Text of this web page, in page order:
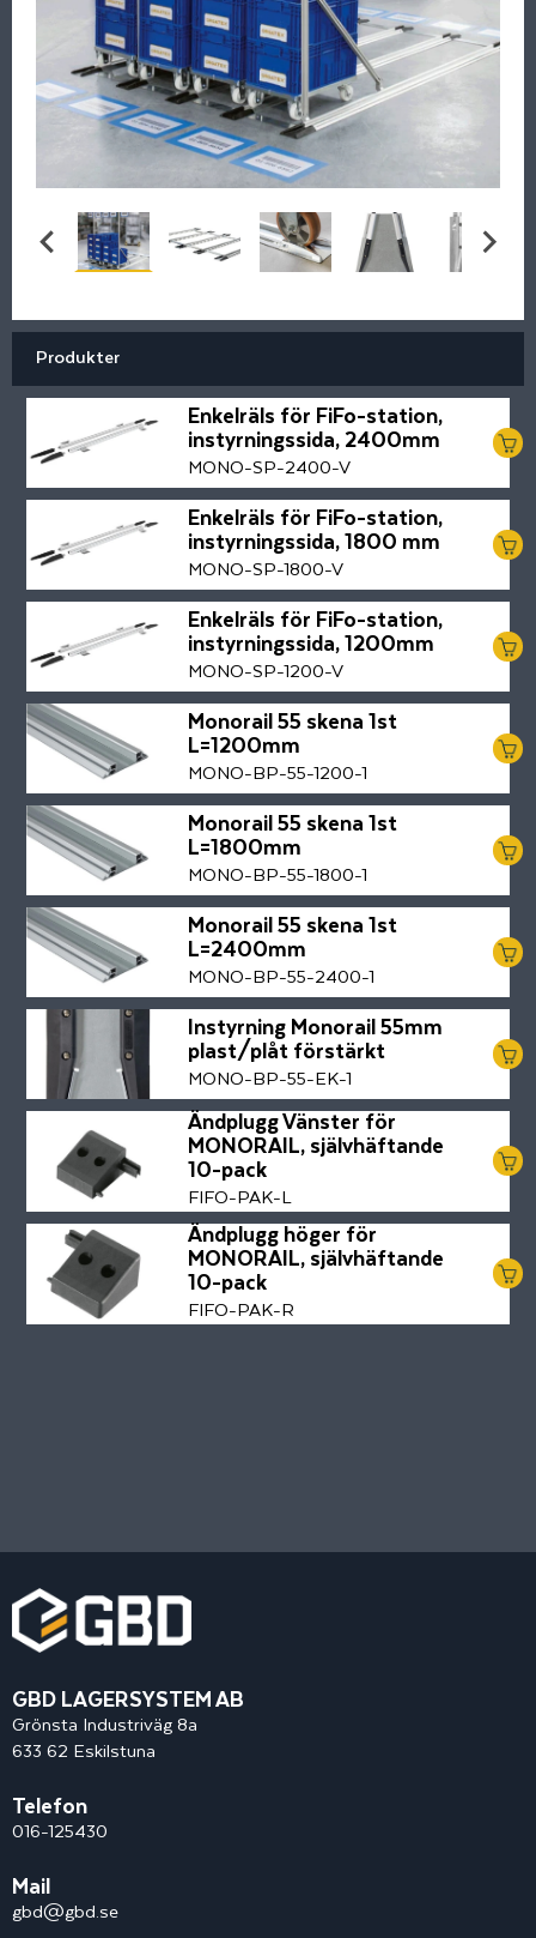
Produkter
Enkelräls för FiFo-station,
instyrningssida, 2400mm
MONO-SP-2400-V
Enkelräls för FiFo-station,
instyrningssida, 1800 mm
MONO-SP-1800-V
Enkelräls för FiFo-station,
instyrningssida, 1200mm
MONO-SP-1200-V
Monorail 55 skena 1st
L=1200mm
MONO-BP-55-1200-1
Monorail 55 skena 1st
L=1800mm
MONO-BP-55-1800-1
Monorail 55 skena 1st
L=2400mm
MONO-BP-55-2400-1
Instyrning Monorail 55mm
plast/plåt förstärkt
MONO-BP-55-EK-1
Ändplugg Vänster för
MONORAIL, självhäftande
10-pack
FIFO-PAK-L
Ändplugg höger för
MONORAIL, självhäftande
10-pack
FIFO-PAK-R
GBD LAGERSYSTEM AB
Grönsta Industriväg 8a
633 62 Eskilstuna
Telefon
016-125430
Mail
gbd@gbd.se